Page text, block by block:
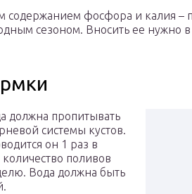
содержанием фосфора и калия –
сезоном. Вносить ее нужно
должна пропитывать
системы кустов.
он 1 раз в
поливов
Вода должна быть